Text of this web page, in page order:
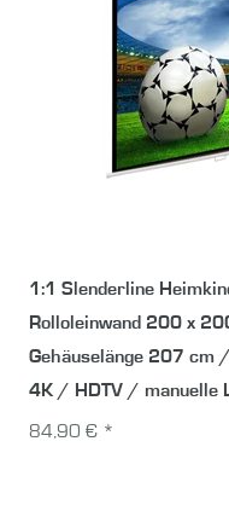
1:1 Slenderline
Rolloleinwand 200 x
Gehäuselänge 207
4K / HDTV / manuelle
84,90 € *